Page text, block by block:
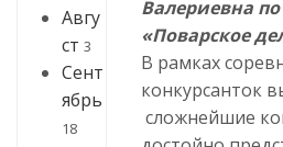
Авгу
ст 3
Сент
ябрь
18
Валериевна
«Поварское
В рамках
конкурсанток
сложнейшие